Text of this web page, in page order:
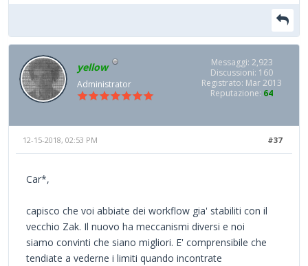
yellow
Administrator
Messaggi: 2,923
Discussioni: 160
Registrato: Mar 2013
Reputazione: 64
#37
12-15-2018, 02:53 PM
Car*,
capisco che voi abbiate dei workflow gia' stabiliti con il
vecchio Zak. Il nuovo ha meccanismi diversi e noi
siamo convinti che siano migliori. E' comprensibile che
tendiate a vederne i limiti quando incontrate